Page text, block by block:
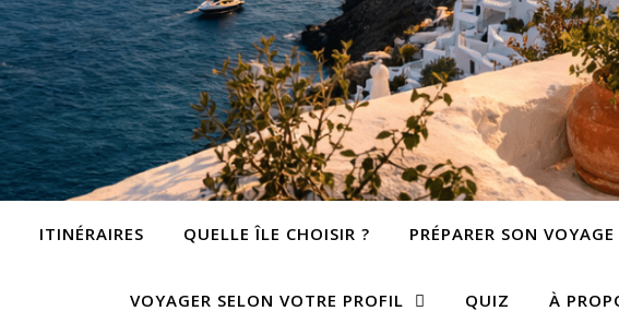
ITINÉRAIRES QUELLE ÎLE CHOISIR ? PRÉPARER SON VOYAGE
VOYAGER SELON VOTRE PROFIL QUIZ À